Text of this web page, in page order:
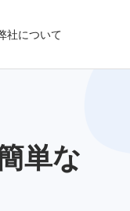
社について
単な